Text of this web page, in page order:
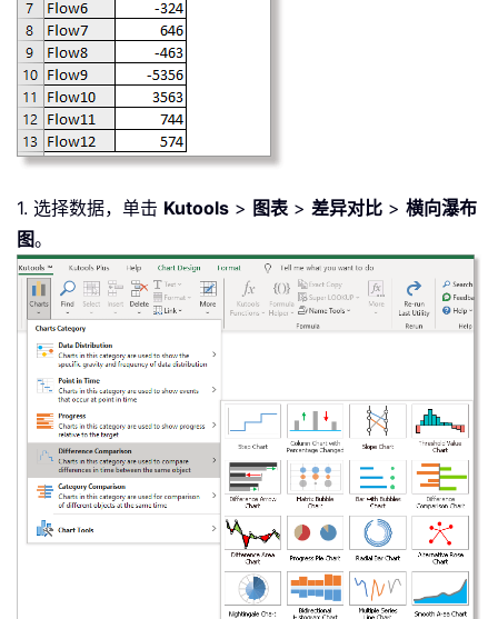
1. 选择数据，单击 Kutools > 图表> 差异对比 > 横向瀑布
图。